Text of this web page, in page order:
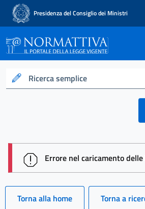
Presidenza del Consiglio dei Ministri
Normattiva - Il
Ricerca semplice
session id:
Errore nel caricamento
Torna alla home Torna a